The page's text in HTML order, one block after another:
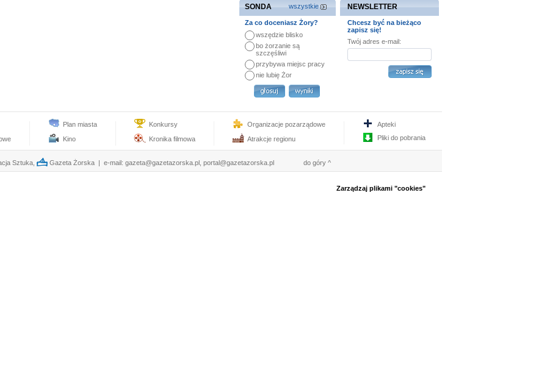
SONDA wszystkie
Za co doceniasz Żory?
wszędzie blisko
bo żorzanie są
szczęśliwi
przybywa miejsc pracy
nie lubię Żor
NEWSLETTER
Chcesz być na bieżąco
zapisz się!
Twój adres e-mail:
Plan miasta
Kino
Konkursy
Kronika filmowa
Organizacje pozarządowe
Atrakcje regionu
Apteki
Pliki do pobrania
Sztuka, Gazeta Żorska | e-mail: gazeta@gazetazorska.pl portal@gazetazorska.pl do góry ^
Zarządzaj plikami "cookies"